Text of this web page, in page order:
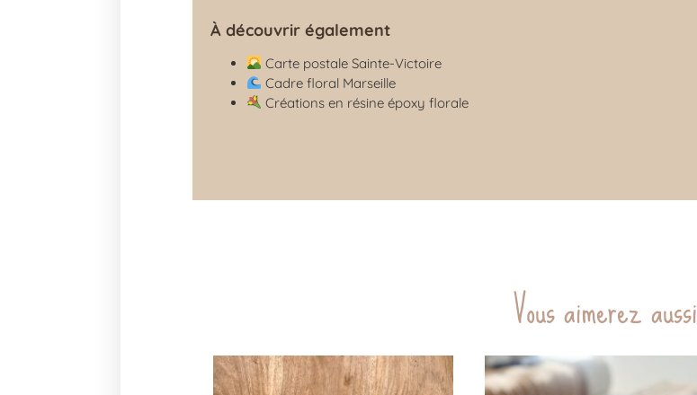
À découvrir également
Carte postale Sainte-Victoire
Cadre floral Marseille
Créations en résine époxy florale
Vous aimerez aussi